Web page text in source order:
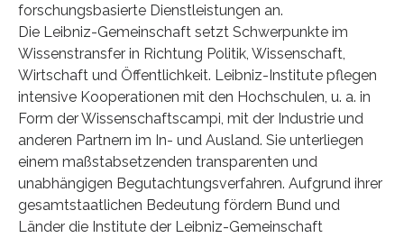
forschungsbasierte Dienstleistungen an.
Die Leibniz-Gemeinschaft setzt Schwerpunkte im
Wissenstransfer in Richtung Politik, Wissenschaft,
Wirtschaft und Öffentlichkeit. Leibniz-Institute pflegen
intensive Kooperationen mit den Hochschulen, u. a. in
Form der Wissenschaftscampi, mit der Industrie und
anderen Partnern im In- und Ausland. Sie unterliegen
einem maßstabsetzenden transparenten und
unabhängigen Begutachtungsverfahren. Aufgrund ihrer
gesamtstaatlichen Bedeutung fördern Bund und
Länder die Institute der Leibniz-Gemeinschaft